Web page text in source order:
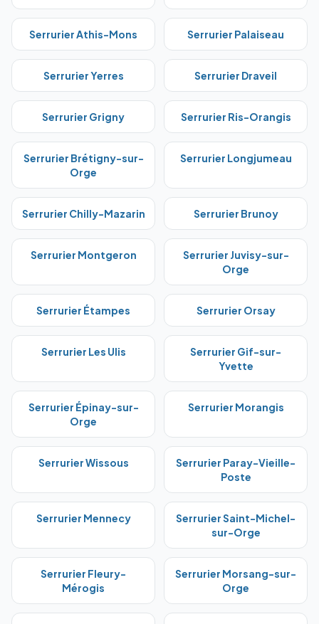
SerrurierAthis-Mons Serrurier Palaiseau
SerrurierYerres Serrurier Draveil
Serrurier Grigny Serrurier Ris-Orangis
Serrurier Brétigny-sur-
Orge
Serrurier Longjumeau
Serrurier Chilly-Mazarin Serrurier Brunoy
Serrurier Montgeron Serrurier Juvisy-sur-
Orge
Serrurier Étampes Serrurier Orsay
Serrurier Les Ulis Serrurier Gif-sur-
Yvette
Serrurier Épinay-sur-
Orge
Serrurier Morangis
SerrurierWissous Serrurier Paray-Vieille-
Poste
Serrurier Mennecy SerrurierSaint-Michel-
sur-Orge
Serrurier Fleury-
Mérogis
Serrurier Morsang-sur-
Orge